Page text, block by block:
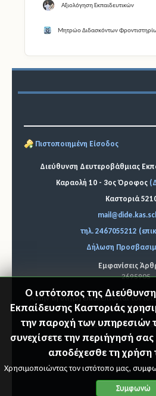
Αξιολόγηση Εκπαιδευτικών
Μητρώο Διδασκόντων
Πιστοποιημένη Είσοδος
Διεύθυνση Δευτεροβάθμιας
Καραολή 10 - 3ος Όροφος
Καστοριά
τηλ. 2467055212
Δήλωση
Εμφανίσεις
2695905
Αυτήν τη στιγμή επισκέπτονται τον
κανένα μέλος
Ο ιστότοπος της
Εκπαίδευσης Καστοριάς
την παροχή των υπηρεσιών
συνεχίσετε την περιήγησή σας
αποδέχεσθε τη
Χρησιμοποιώντας τον ιστότοπο μας,
Συμφωνώ
© 2026 Διεύθυνση Δ.Ε.